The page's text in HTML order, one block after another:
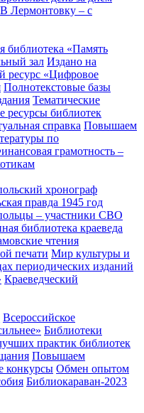
В Лермонтовку – с
библиотека «Память
зал Издано на
ресурс «Цифровое
Полнотекстовые базы
Тематические
библиотек
справка Повышаем
по
грамотность –
хронограф
правда 1945 год
– участники СВО
библиотека краеведа
чтения
печати Мир культуры и
периодических изданий
Краеведческий
Всероссийское
Библиотеки
практик библиотек
Повышаем
конкурсы Обмен опытом
Библиокараван-2023